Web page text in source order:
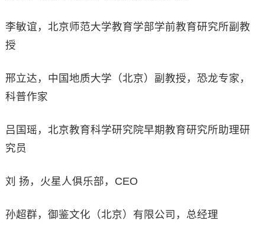
李敏谊，北京师范大学教育学部学前教育研究所副教
授
邢立达，中国地质大学（北京）副教授，恐龙专家，
科普作家
吕国瑶，北京教育科学研究院早期教育研究所助理研
究员
刘 扬，火星人俱乐部，CEO
孙超群，御鉴文化（北京）有限公司，总经理